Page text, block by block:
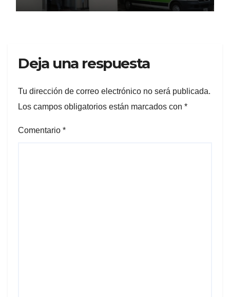
Deja una respuesta
Tu dirección de correo electrónico no será publicada.
Los campos obligatorios están marcados con *
Comentario *